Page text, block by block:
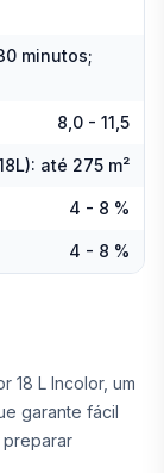
minutos;
8,0 - 11,5
até 275 m²
4 - 8 %
4 - 8 %
18 L Incolor, um
garante fácil